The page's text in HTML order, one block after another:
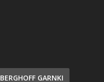
BERGHOFF GARNKI